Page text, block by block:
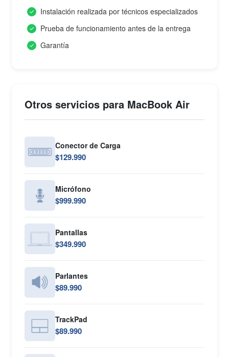
Instalación realizada por técnicos especializados
Prueba de funcionamiento antes de la entrega
Garantía
Otros servicios para MacBook Air
Conector de Carga
$129.990
Micrófono
$999.990
Pantallas
$349.990
Parlantes
$89.990
TrackPad
$89.990